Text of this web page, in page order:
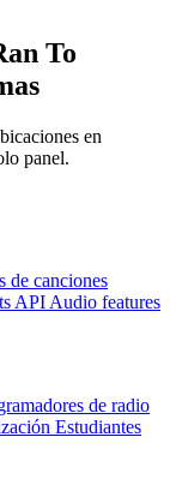
To
en
panel.
de canciones
API Audio features
de radio
Estudiantes